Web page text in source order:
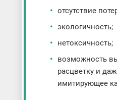
отсутствие
экологичность;
нетоксичность;
возможность
расцветку и
имитирующее